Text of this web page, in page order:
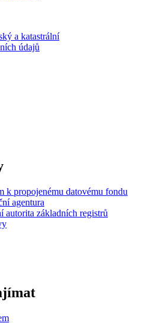
k propojenému datovému fondu
agentura
autorita základních registrů